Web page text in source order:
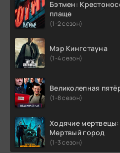
Бэтмен:
плаще
(1-2 сезон)
Мэр Кингстауна
(1-4 сезон)
Великолепная
(1-8 сезон)
Ходячие мертвецы:
Мертвый город
(1-3 сезон)